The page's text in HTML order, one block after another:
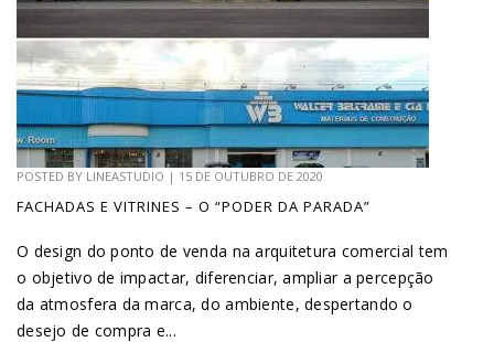
POSTED BY LINEASTUDIO | 15 DE OUTUBRO DE 2020
FACHADAS E VITRINES – O “PODER DA PARADA”
O design do ponto de venda na arquitetura comercial tem
o objetivo de impactar, diferenciar, ampliar a percepção
da atmosfera da marca, do ambiente, despertando o
desejo de compra e...